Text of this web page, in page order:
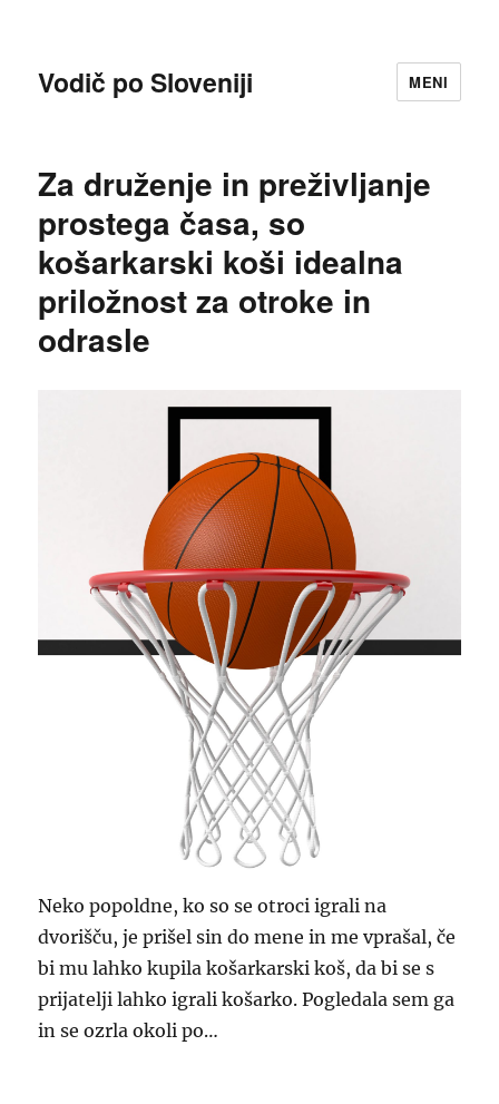
Vodič po Sloveniji MENI
Za druženje in preživljanje
prostega časa, so
košarkarski koši idealna
priložnost za otroke in
odrasle
Neko popoldne, ko so se otroci igrali na
dvorišču, je prišel sin do mene in me vprašal, če
bi mu lahko kupila košarkarski koš, da bi se s
prijatelji lahko igrali košarko. Pogledala sem ga
in se ozrla okoli po…